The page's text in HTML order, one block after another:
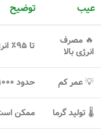
عیب توضیح
🔥 مصرف
انرژی بالا
تا۹۵٪ انرژی
💡 عمر کم حدود ۱۰۰۰
🌡 تولید گرما ممکن است